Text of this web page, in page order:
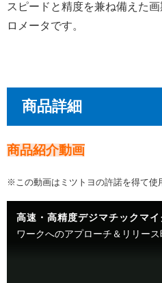
スピードと精度を兼ね備えた
ロメータです。
商品詳細
商品紹介動画
※この動画はミツトヨの許諾を得て使